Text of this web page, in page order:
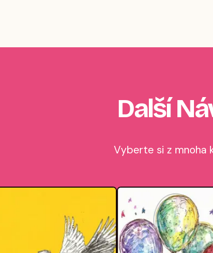
Další
Vyberte si z mnoha